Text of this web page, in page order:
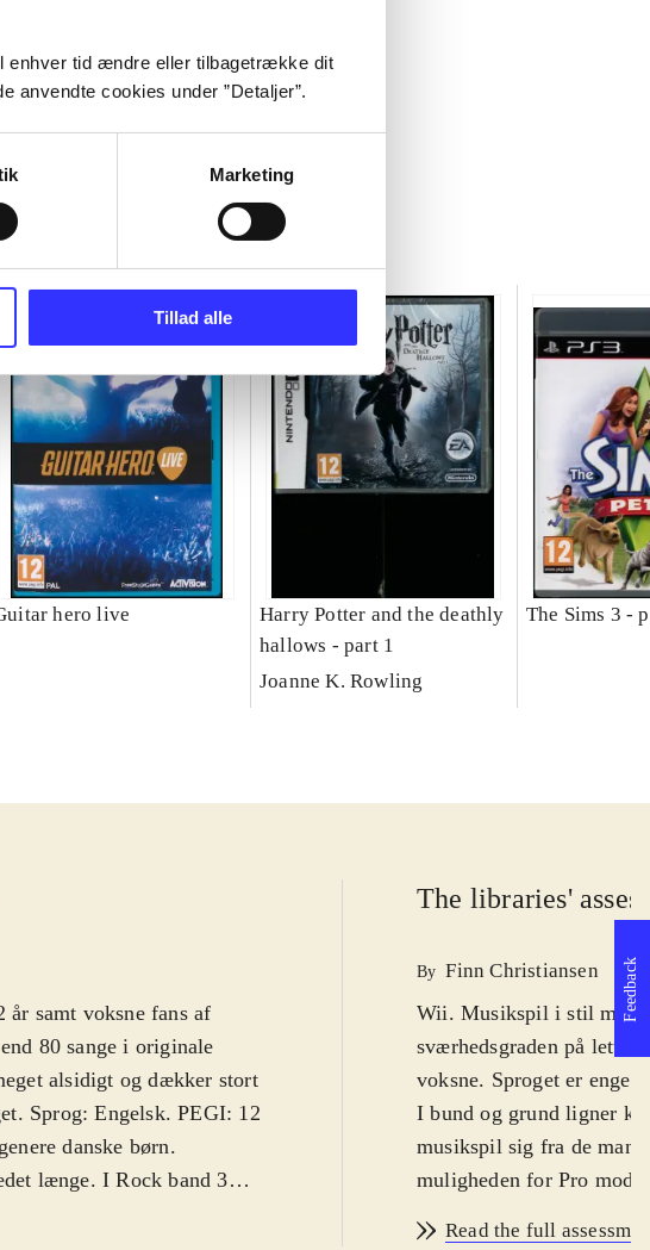
enhver tid ændre eller tilbagetrække dit
anvendte cookies under ”Detaljer”.
Marketing
Tillad alle
hero live
Harry Potter and the deathly
hallows - part 1
Joanne K. Rowling
The Sims 3 -
samt voksne fans af
80 sange i originale
alsidigt og dækker stort
Sprog: Engelsk. PEGI: 12
danske børn.
længe. I Rock band 3
The libraries'
By Finn Christiansen
Wii. Musikspil i stil med
sværhedsgraden på
voksne. Sproget er
I bund og grund ligner
musikspil sig fra de
muligheden for Pro
Read the full
Feedback